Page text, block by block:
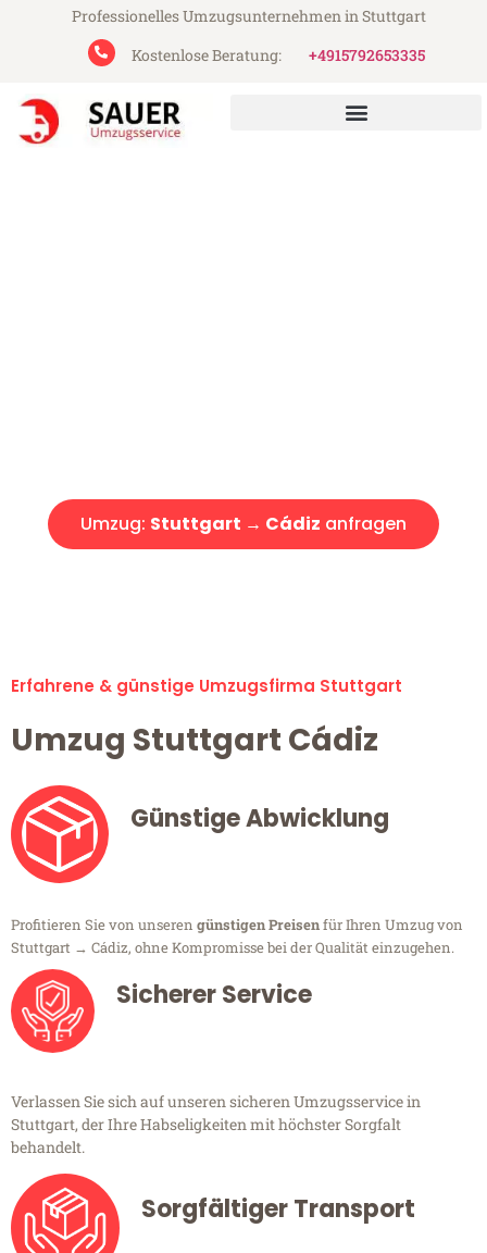
Professionelles Umzugsunternehmen in Stuttgart
Kostenlose Beratung:
+4915792653335
Umzug: Stuttgart → Cádiz anfragen
Erfahrene & günstige Umzugsfirma Stuttgart
Umzug Stuttgart Cádiz
Günstige Abwicklung
Profitieren Sie von unseren günstigen Preisenfür Ihren Umzug von
Stuttgart → Cádiz, ohne Kompromisse bei der Qualität einzugehen.
Sicherer Service
Verlassen Sie sich auf unseren sicheren Umzugsservice in
Stuttgart, der Ihre Habseligkeiten mit höchster Sorgfalt
behandelt.
Sorgfältiger Transport